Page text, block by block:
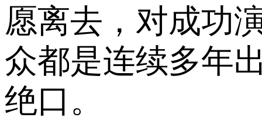
愿离去，对成功
众都是连续多年
绝口。